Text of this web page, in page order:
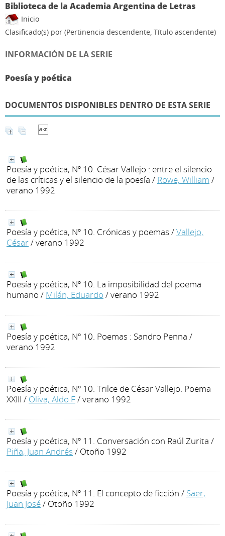
Biblioteca de la Academia Argentina de Letras
Inicio
Clasificado(s) por (Pertinencia descendente, Título ascendente)
INFORMACIÓN DE LA SERIE
Poesía y poética
DOCUMENTOS DISPONIBLES DENTRO DE ESTA SERIE
Poesía y poética, Nº 10. César Vallejo : entre el silencio
de las críticas y el silencio de la poesía / Rowe, William /
verano 1992
Poesía y poética, Nº 10. Crónicas y poemas /Vallejo,
César/ verano 1992
Poesía y poética, Nº 10. La imposibilidad del poema
humano / Milán, Eduardo / verano 1992
Poesía y poética, Nº 10. Poemas : Sandro Penna /
verano 1992
Poesía y poética, Nº 10. Trilce de César Vallejo. Poema
XXIII / Oliva, Aldo F/ verano 1992
Poesía y poética, Nº 11. Conversación con Raúl Zurita /
Piña, Juan Andrés / Otoño 1992
Poesía y poética, Nº 11. El concepto de ficción / Saer,
Juan José/ Otoño 1992